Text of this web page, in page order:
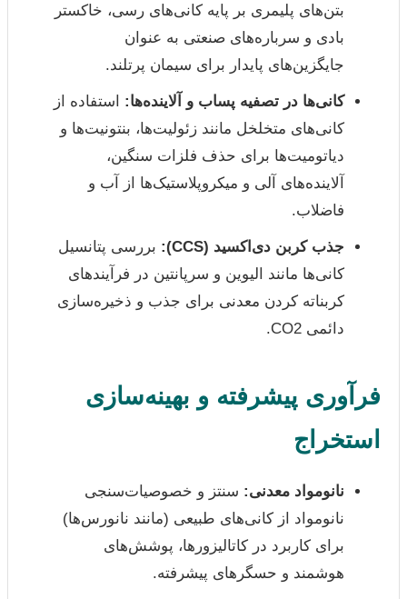
بتن‌های پلیمری بر پایه کانی‌های رسی، خاکستر
بادی و سرباره‌های صنعتی به عنوان
جایگزین‌های پایدار برای سیمان پرتلند.
کانی‌ها در تصفیه پساب و آلاینده‌ها: استفاده از
کانی‌های متخلخل مانند زئولیت‌ها، بنتونیت‌ها و
دیاتومیت‌ها برای حذف فلزات سنگین،
آلاینده‌های آلی و میکروپلاستیک‌ها از آب و
فاضلاب.
جذب کربن دی‌اکسید (CCS):
بررسی پتانسیل
کانی‌ها مانند الیوین و سرپانتین در فرآیندهای
کربناته کردن معدنی برای جذب و ذخیره‌سازی
دائمی CO2.
فرآوری پیشرفته و بهینه‌سازی
استخراج
نانومواد معدنی: سنتز و خصوصیات‌سنجی
نانومواد از کانی‌های طبیعی (مانند نانورس‌ها)
برای کاربرد در کاتالیزورها، پوشش‌های
هوشمند و حسگرهای پیشرفته.